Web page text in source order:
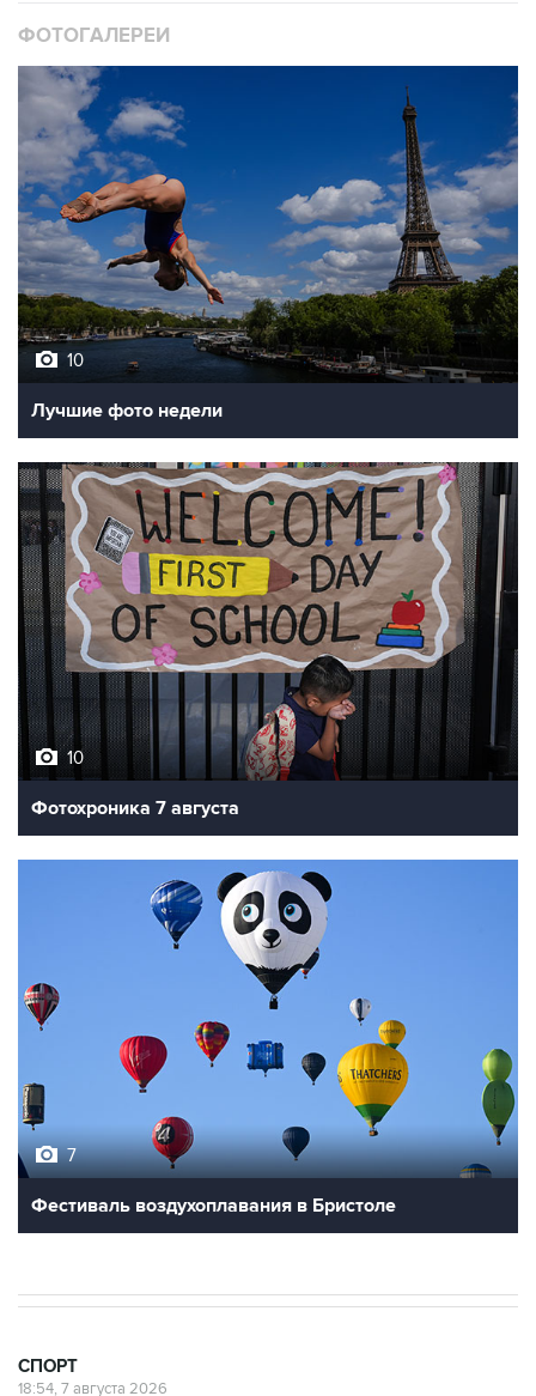
ФОТОГАЛЕРЕИ
10
Лучшие фото недели
10
Фотохроника 7 августа
7
Фестиваль воздухоплавания в Бристоле
СПОРТ
18:54, 7 августа 2026